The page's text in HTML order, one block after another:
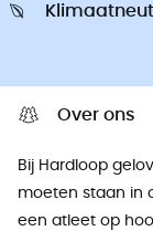
Over ons
Bij Hardloop
moeten staan ​​in
een atleet op